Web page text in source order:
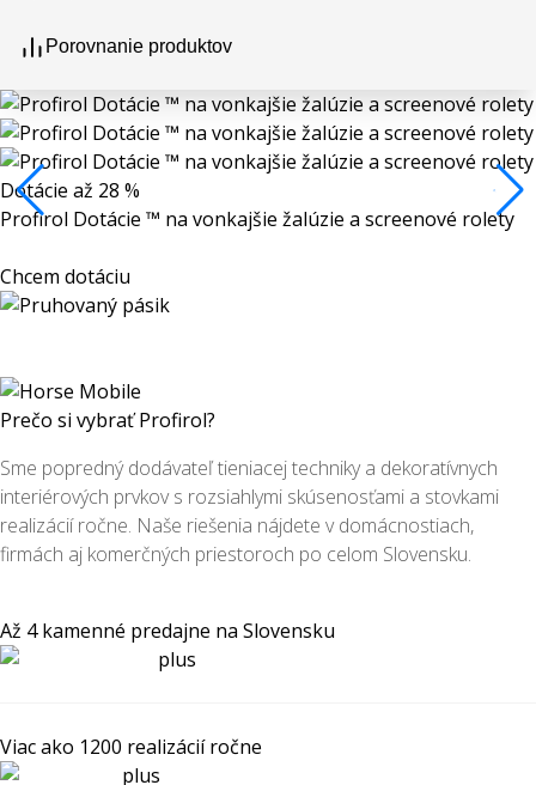
Porovnanie produktov
Dotácie až 28 %
Profirol Dotácie ™ na vonkajšie žalúzie a screenové rolety
Chcem dotáciu
Prečo si vybrať Profirol?
Sme popredný dodávateľ tieniacej techniky a dekoratívnych
interiérových prvkov s rozsiahlymi skúsenosťami a stovkami
realizácií ročne. Naše riešenia nájdete v domácnostiach,
firmách aj komerčných priestoroch po celom Slovensku.
Až 4 kamenné predajne na Slovensku
Viac ako 1200 realizácií ročne